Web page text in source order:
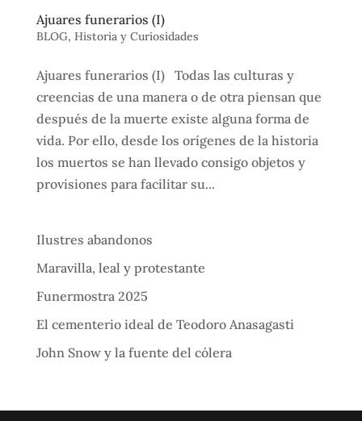
Ajuares funerarios (I)
BLOG, Historia y Curiosidades
Ajuares funerarios (I) Todas las culturas y
creencias de una manera o de otra piensan que
después de la muerte existe alguna forma de
vida. Por ello, desde los orígenes de la historia
los muertos se han llevado consigo objetos y
provisiones para facilitar su...
Ilustres abandonos
Maravilla, leal y protestante
Funermostra 2025
El cementerio ideal de Teodoro Anasagasti
John Snow y la fuente del cólera